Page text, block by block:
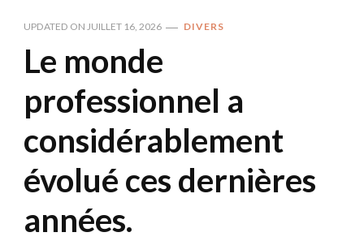
UPDATED ON JUILLET 16, 2026 DIVERS
Le monde
professionnel a
considérablement
évolué ces dernières
années.